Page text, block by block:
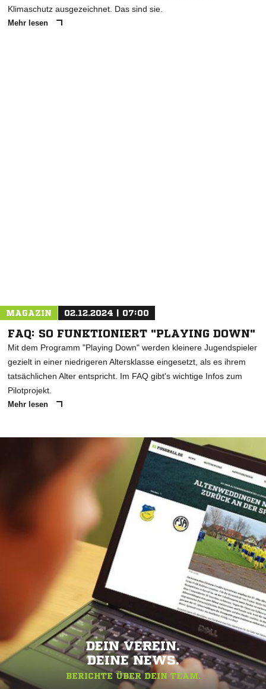
Klimaschutz ausgezeichnet. Das sind sie.
Mehr lesen
MAGAZIN 02.12.2024 | 07:00
FAQ: SO FUNKTIONIERT "PLAYING DOWN"
Mit dem Programm "Playing Down" werden kleinere Jugendspieler
gezielt in einer niedrigeren Altersklasse eingesetzt, als es ihrem
tatsächlichen Alter entspricht. Im FAQ gibt's wichtige Infos zum
Pilotprojekt.
Mehr lesen
DEIN VEREIN.
DEINE NEWS.
BERICHTE ÜBER DEIN TEAM.